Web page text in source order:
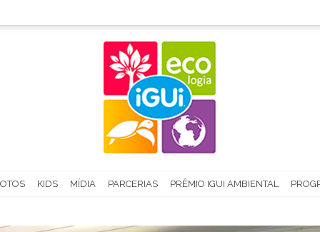
KIDS MÍDIA PARCERIAS PRÊMIO IGUI AMBIENTAL